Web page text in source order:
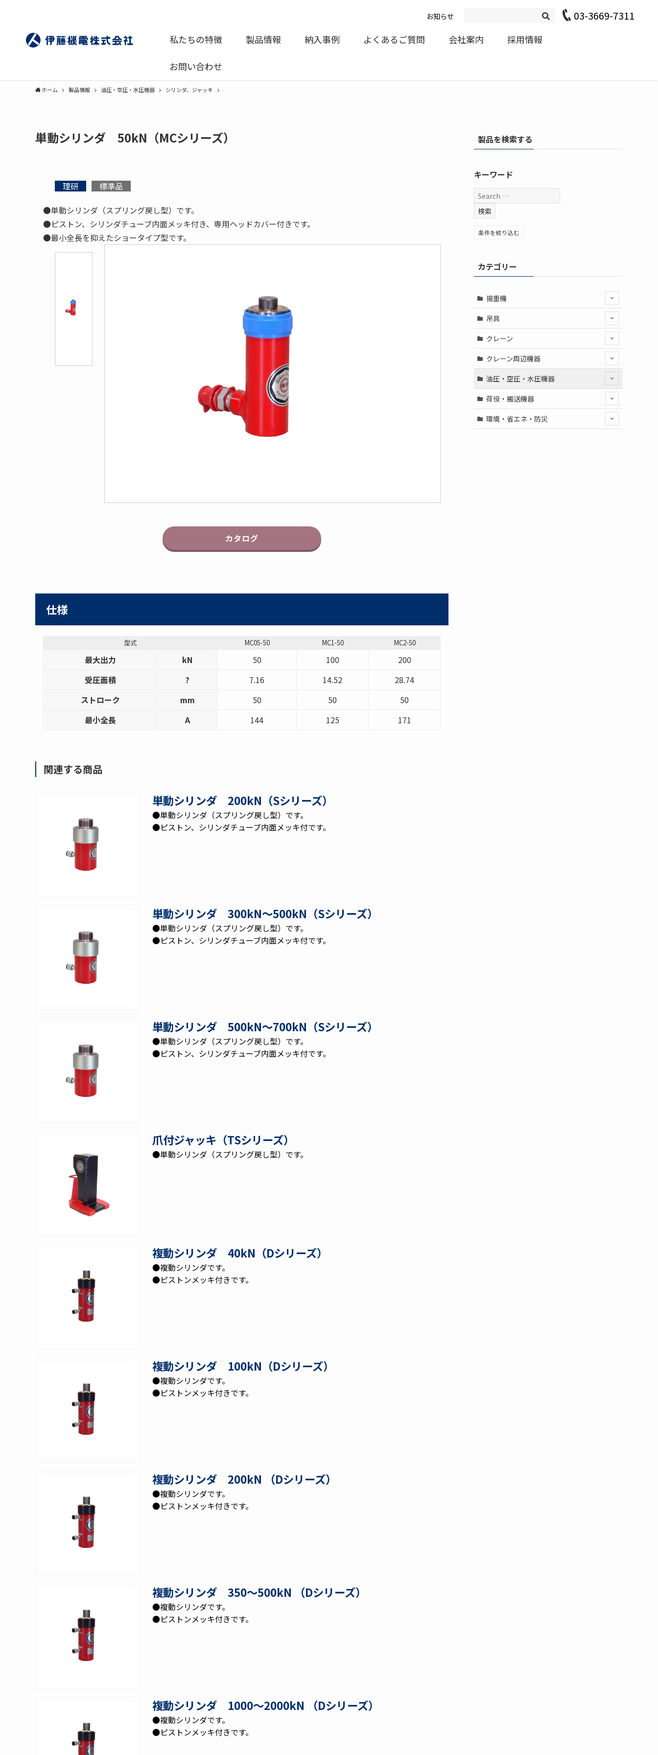
お知らせ 03-3669-7311
私たちの特徴 製品情報 納入事例 よくあるご質問 会社案内 採用情報
お問い合わせ
ホーム 製品情報 油圧・空圧・水圧機器 シリンダ、ジャッキ
単動シリンダ 50kN（MCシリーズ）
理研 標準品
●単動シリンダ（スプリング戻し型）です。
●ピストン、シリンダチューブ内面メッキ付き、専用ヘッドカバー付きです。
●最小全長を抑えたショータイプ型です。
カタログ
仕様
型式 MC05-50 MC1-50 MC2-50
最大出力 kN 50 100
200
受圧面積
? 7.16 14.52
28.74
ストローク
mm 50 50
50
最小全長
A 144 125 171
関連する商品
単動シリンダ 200kN（Sシリーズ）
●単動シリンダ（スプリング戻し型）です。
●ピストン、シリンダチューブ内面メッキ付です。
単動シリンダ 300kN〜500kN（Sシリーズ）
●単動シリンダ（スプリング戻し型）です。
●ピストン、シリンダチューブ内面メッキ付です。
単動シリンダ 500kN〜700kN（Sシリーズ）
●単動シリンダ（スプリング戻し型）です。
●ピストン、シリンダチューブ内面メッキ付です。
爪付ジャッキ（TSシリーズ）
●単動シリンダ（スプリング戻し型）です。
複動シリンダ 40kN（Dシリーズ）
●複動シリンダです。
●ピストンメッキ付きです。
複動シリンダ 100kN（Dシリーズ）
●複動シリンダです。
●ピストンメッキ付きです。
複動シリンダ 200kN （Dシリーズ）
●複動シリンダです。
●ピストンメッキ付きです。
複動シリンダ 350〜500kN （Dシリーズ）
●複動シリンダです。
●ピストンメッキ付きです。
複動シリンダ 1000〜2000kN （Dシリーズ）
●複動シリンダです。
●ピストンメッキ付きです。
製品を検索する
キーワード
条件を絞り込む
カテゴリー
揚重機
吊具
クレーン
クレーン周辺機器
油圧・空圧・水圧機器
荷役・搬送機器
環境・省エネ・防災